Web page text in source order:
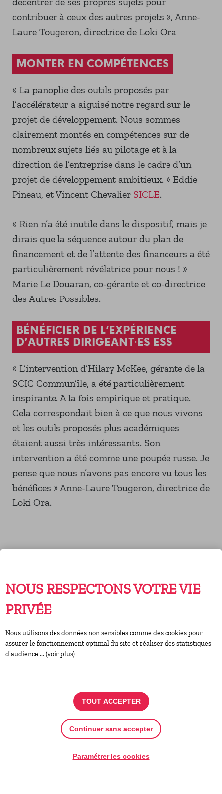
contribuer à ceux des autres projets », Anne-
Laure Tougeron, directrice de Loki Ora
MONTER EN COMPÉTENCES
« La panoplie des outils proposés par
l’accélérateur a aiguisé notre regard sur le
projet de développement. Nous sommes
clairement montés en compétences sur de
nombreux sujets liés au pilotage et à la
direction de l’entreprise dans le cadre d’un
projet de développement ambitieux. » Eddie
Pineau, et Vincent Chevalier SICLE.
« Rien n’a été inutile dans le dispositif, mais je
dirais que la séquence autour du plan de
financement et de l’attente des financeurs a été
particulièrement révélatrice pour nous ! »
Marie Le Douaran, co-gérante et co-directrice
des Autres Possibles.
BÉNÉFICIER DE L’EXPÉRIENCE
D’AUTRES DIRIGEANT·ES ESS
« L’intervention d’Hilary McKee, gérante de la
SCIC Commun’île, a été particulièrement
inspirante. A la fois empirique et pratique.
Cela correspondait bien à ce que nous vivons
et les outils proposés plus académiques
étaient aussi très intéressants. Son
intervention a été comme une poupée russe. Je
pense que nous n’avons pas encore vu tous les
bénéfices » Anne-Laure Tougeron, directrice de
Loki Ora.
l'accélérateur. Crédit : Karoll
Petit - Iris Pictures
NOUS RESPECTONS VOTRE VIE
PRIVÉE
Nous utilisons des données non sensibles comme des cookies pour
assurer le fonctionnement optimal du site et réaliser des statistiques
d’audience ... (voir plus)
TOUT ACCEPTER
Continuer sans accepter
Paramétrer les cookies